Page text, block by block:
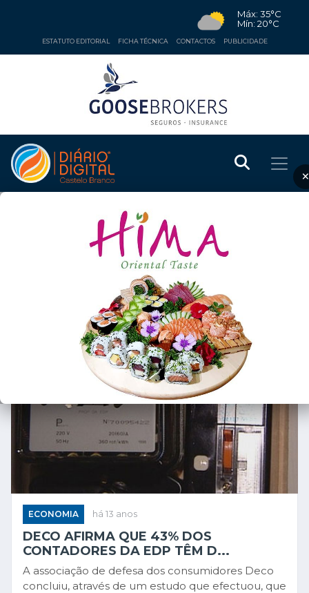
Máx: 35°C
Mín: 20°C
ESTATUTO EDITORIAL FICHA TÉCNICA CONTACTOS PUBLICIDADE
ECONOMIA
ECONOMIA há 13 anos
DECO AFIRMA QUE 43% DOS
CONTADORES DA EDP TÊM D...
A associação de defesa dos consumidores Deco
concluiu, através de um estudo que efectuou, que